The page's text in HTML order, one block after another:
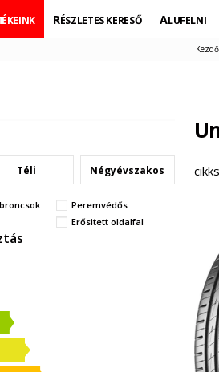
RÉSZLETES KERESŐ ALUFELNI
Téli Négyévszakos
Peremvédős
Erősitett oldalfal